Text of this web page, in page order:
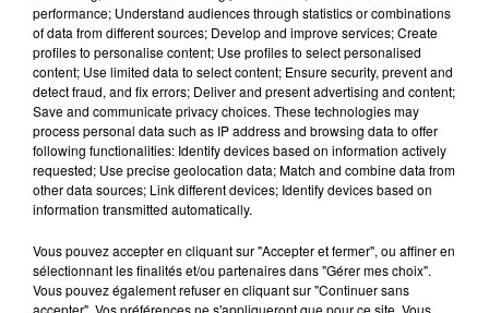
Lecture (2 min 22 sec)
100%
100% Radio les infos du Tarn et Garonne
7 juin 2024 - 2 min 22 sec
LES INFOS DU TARN ET GARONNE DU
performance; Understand audiences through statistics or combinations
of data from different sources; Develop and improve services; Create
profiles to personalise content; Use profiles to select personalised
content; Use limited data to select content; Ensure security, prevent and
detect fraud, and fix errors; Deliver and present advertising and content;
Save and communicate privacy choices. These technologies may
process personal data such as IP address and browsing data to offer
following functionalities: Identify devices based on information actively
requested; Use precise geolocation data; Match and combine data from
other data sources; Link different devices; Identify devices based on
information transmitted automatically.
Vous pouvez accepter en cliquant sur "Accepter et fermer", ou affiner en
sélectionnant les finalités et/ou partenaires dans "Gérer mes choix".
Vous pouvez également refuser en cliquant sur "Continuer sans
accepter". Vos préférences ne s'appliqueront que pour ce site. Vous